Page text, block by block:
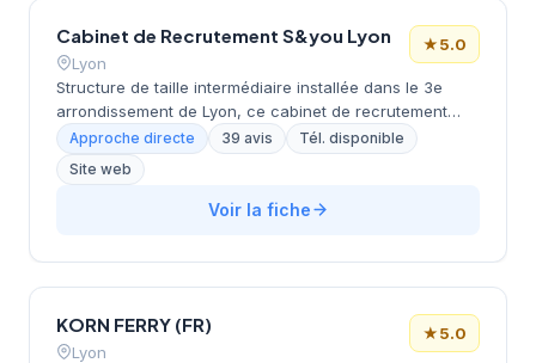
rendu et de la satisfaction des entreprises partenaires.
Cabinet de Recrutement S&you Lyon
Lyon
★5.0
Structure de taille intermédiaire installée dans le 3e
arrondissement de Lyon, ce cabinet de recrutement
opère depuis le quartier Part-Dieu / Préfecture. Basé au
26 rue de la Villette, il bénéficie d'un positionnement
stratégique au cœur du quartier d'affaires lyonnais.
L'équipe accompagne les entreprises locales et
Approche directe 39 avis
Tél. disponible
Site web
Voir la fiche
KORN FERRY (FR)
Lyon
★5.0